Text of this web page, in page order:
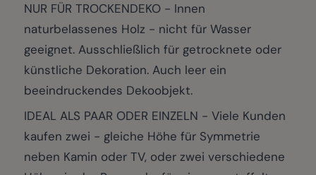
NUR FÜR TROCKENDEKO - Innen
naturbelassenes Holz - nicht für Wasser
geeignet. Ausschließlich für getrocknete oder
künstliche Dekoration. Auch leer ein
beeindruckendes Dekoobjekt.
IDEAL ALS PAAR ODER EINZELN - Viele Kunden
kaufen zwei - gleiche Höhe für Symmetrie
neben Kamin oder TV, oder zwei verschiedene